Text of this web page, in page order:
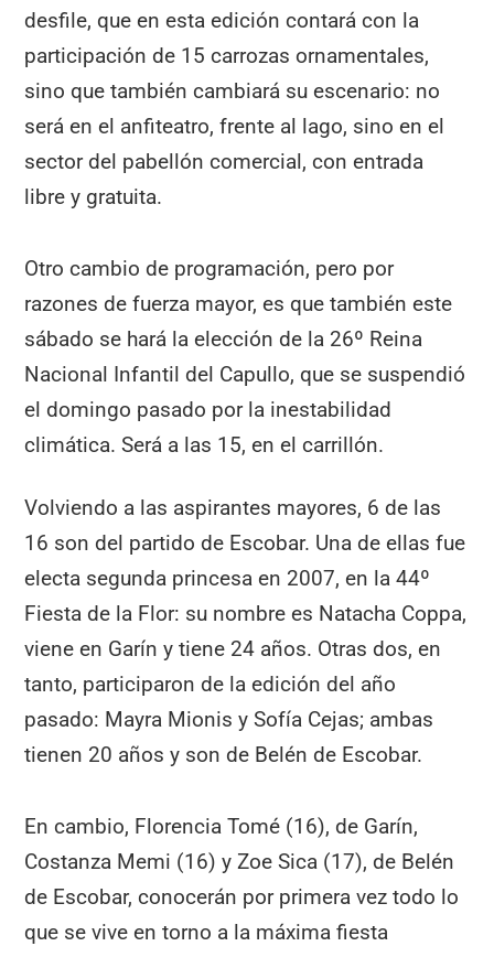
desfile, que en esta edición contará con la
participación de 15 carrozas ornamentales,
sino que también cambiará su escenario: no
será en el anfiteatro, frente al lago, sino en el
sector del pabellón comercial, con entrada
libre y gratuita.
Otro cambio de programación, pero por
razones de fuerza mayor, es que también este
sábado se hará la elección de la 26º Reina
Nacional Infantil del Capullo, que se suspendió
el domingo pasado por la inestabilidad
climática. Será a las 15, en el carrillón.
Volviendo a las aspirantes mayores, 6 de las
16 son del partido de Escobar. Una de ellas fue
electa segunda princesa en 2007, en la 44º
Fiesta de la Flor: su nombre es Natacha Coppa,
viene en Garín y tiene 24 años. Otras dos, en
tanto, participaron de la edición del año
pasado: Mayra Mionis y Sofía Cejas; ambas
tienen 20 años y son de Belén de Escobar.
En cambio, Florencia Tomé (16), de Garín,
Costanza Memi (16) y Zoe Sica (17), de Belén
de Escobar, conocerán por primera vez todo lo
que se vive en torno a la máxima fiesta